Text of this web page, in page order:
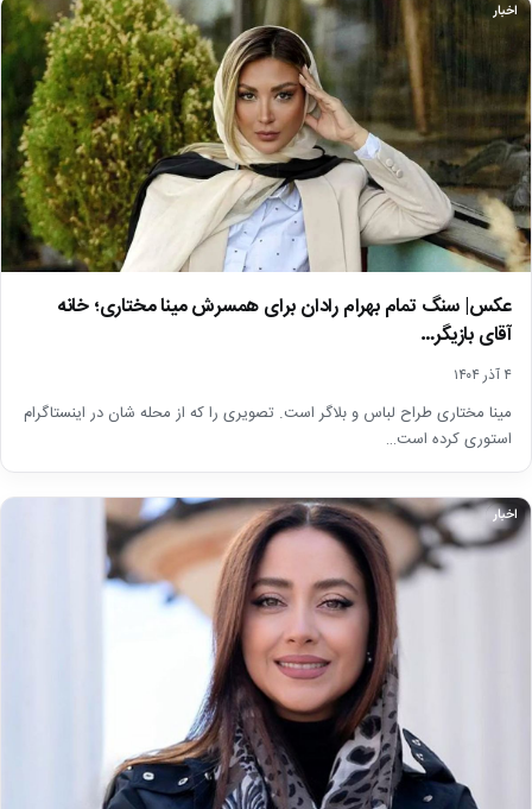
اخبار
عکس| سنگ تمام بهرام رادان برای همسرش مینا مختاری؛ خانه
آقای بازیگر…
۴ آذر ۱۴۰۴
مینا مختاری طراح لباس و بلاگر است. تصویری را که از محله شان در اینستاگرام
استوری کرده است…
اخبار